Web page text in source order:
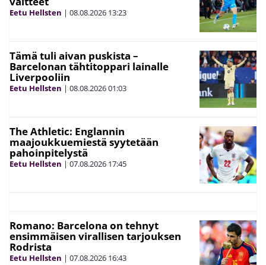
Eetu Hellsten | 08.08.2026 13:23
Tämä tuli aivan puskista –
Barcelonan tähtitoppari lainalle
Liverpooliin
Eetu Hellsten | 08.08.202601:03
The Athletic: Englannin
maajoukkuemiestä syytetään
pahoinpitelystä
Eetu Hellsten | 07.08.2026 17:45
Romano: Barcelona on tehnyt
ensimmäisen virallisen tarjouksen
Rodrista
Eetu Hellsten | 07.08.2026 16:43